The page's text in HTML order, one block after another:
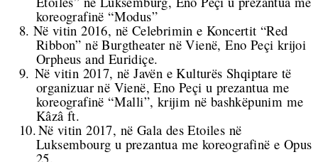
koreografinë “Modus”
8. Në vitin 2016, në Celebrimin e Koncertit “Red
Ribbon” në Burgtheater në Vienë, Eno Peçi krijoi
Orpheus and Euridiçe.
9. Në vitin 2017, në Javën e Kulturës Shqiptare të
organizuar në Vienë, Eno Peçi u prezantua me
koreografinë “Malli”, krijim në bashkëpunim me
Kâzâ ft.
10.Në vitin 2017, në Gala des Etoiles në
Luksembourg u prezantua me koreografinë e Opus
25.